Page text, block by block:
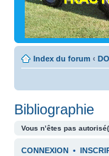
Index du forum ‹
Bibliographie
Vous n’êtes pas
CONNEXION •